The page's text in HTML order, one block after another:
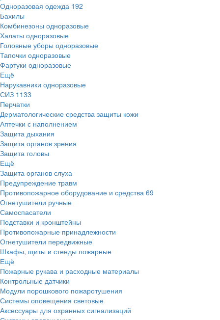
Одноразовая одежда 192
Бахилы
Комбинезоны одноразовые
Халаты одноразовые
Головные уборы одноразовые
Тапочки одноразовые
Фартуки одноразовые
Ещё
Нарукавники одноразовые
СИЗ 1133
Перчатки
Дерматологические средства защиты кожи
Аптечки с наполнением
Защита дыхания
Защита органов зрения
Защита головы
Ещё
Защита органов слуха
Предупреждение травм
Противопожарное оборудование и средства 69
Огнетушители ручные
Самоспасатели
Подставки и кронштейны
Противопожарные принадлежности
Огнетушители передвижные
Шкафы, щиты и стенды пожарные
Ещё
Пожарные рукава и расходные материалы
Контрольные датчики
Модули порошкового пожаротушения
Системы оповещения световые
Аксессуары для охранных сигнализаций